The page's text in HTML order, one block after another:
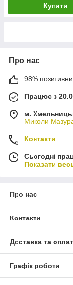
Купити
Про нас
98%
Працює з
м.
Миколи
Контакти
Сьогодні
Показати
Про нас
Контакти
Доставка та
Графік роботи